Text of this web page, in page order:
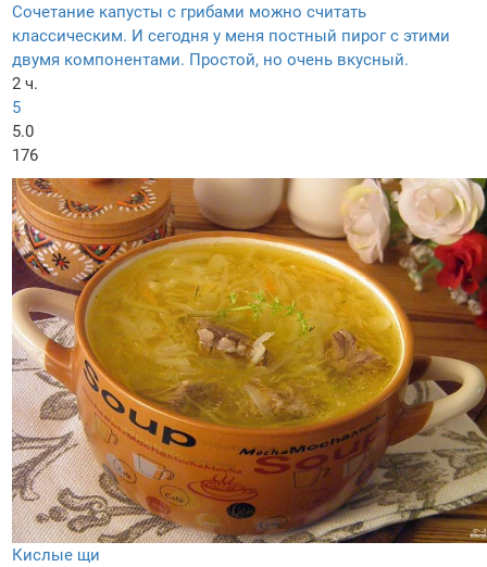
Сочетание капусты с грибами можно считать
классическим. И сегодня у меня постный пирог с этими
двумя компонентами. Простой, но очень вкусный.
2 ч.
5
5.0
176
Кислые щи